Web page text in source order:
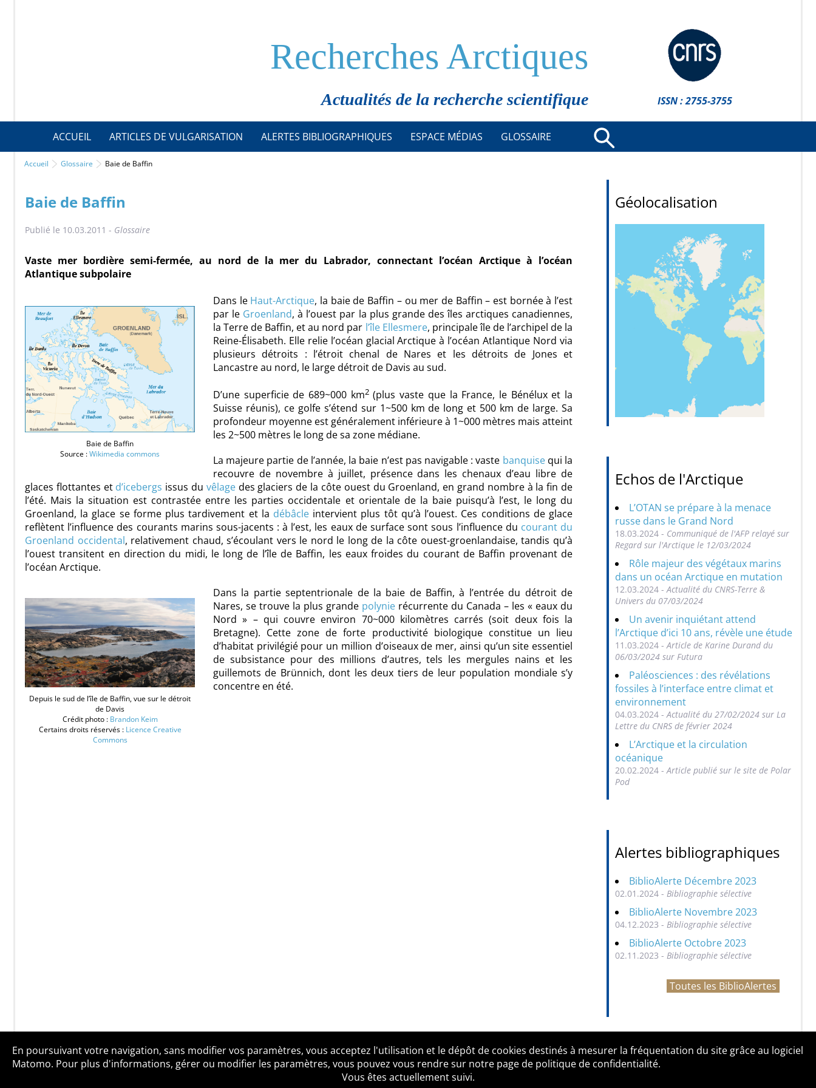
Recherches Arctiques
Actualités de la recherche scientifique ISSN : 2755-3755
ACCUEIL ARTICLES DE VULGARISATION ALERTES BIBLIOGRAPHIQUES ESPACE MÉDIAS GLOSSAIRE
Accueil Glossaire Baie de Baffin
Baie de Baffin
Publié le 10.03.2011 - Glossaire
Vaste mer bordière semi-fermée, au nord de la mer du Labrador, connectant l’océan Arctique à l’océan
Atlantique subpolaire
Baie de Baffin
Source :Wikimedia commons
Dans le Haut-Arctique, la baie de Baffin – ou mer de Baffin – est bornée à l’est
par le Groenland, à l’ouest par la plus grande des îles arctiques canadiennes,
la Terre de Baffin, et au nord par l’île Ellesmere, principale île de l’archipel de la
Reine-Élisabeth. Elle relie l’océan glacial Arctique à l’océan Atlantique Nord via
plusieurs détroits : l’étroit chenal de Nares et les détroits de Jones et
Lancastre au nord, le large détroit de Davis au sud.
D’une superficie de 689~000 km2(plus vaste que la France, le Bénélux et la
Suisse réunis), ce golfe s’étend sur 1~500 km de long et 500 km de large. Sa
profondeur moyenne est généralement inférieure à 1~000 mètres mais atteint
les 2~500 mètres le long de sa zone médiane.
La majeure partie de l’année, la baie n’est pas navigable : vaste banquisequi la
recouvre de novembre à juillet, présence dans les chenaux d’eau libre de
glaces flottantes et d’icebergs issus du vêlagedes glaciers de la côte ouest du Groenland, en grand nombre à la fin de
l’été. Mais la situation est contrastée entre les parties occidentale et orientale de la baie puisqu’à l’est, le long du
Groenland, la glace se forme plus tardivement et la débâcle intervient plus tôt qu’à l’ouest. Ces conditions de glace
reflètent l’influence des courants marins sous-jacents : à l’est, les eaux de surface sont sous l’influence du courant du
Groenland occidental, relativement chaud, s’écoulant vers le nord le long de la côte ouest-groenlandaise, tandis qu’à
l’ouest transitent en direction du midi, le long de l’île de Baffin, les eaux froides du courant de Baffin provenant de
l’océan Arctique.
Depuis le sud de l’île de Baffin, vue sur le détroit
de Davis
Crédit photo : Brandon Keim
Certains droits réservés : Licence Creative
Commons
Dans la partie septentrionale de la baie de Baffin, à l’entrée du détroit de
Nares, se trouve la plus grande polynie récurrente du Canada – les « eaux du
Nord » – qui couvre environ 70~000 kilomètres carrés (soit deux fois la
Bretagne). Cette zone de forte productivité biologique constitue un lieu
d’habitat privilégié pour un million d’oiseaux de mer, ainsi qu’un site essentiel
de subsistance pour des millions d’autres, tels les mergules nains et les
guillemots de Brünnich, dont les deux tiers de leur population mondiale s’y
concentre en été.
Géolocalisation
Echos de l'Arctique
L’OTAN se prépare à la menace
russe dans le Grand Nord
18.03.2024 - Communiqué de l'AFP relayé sur
Regard sur l'Arctique le 12/03/2024
Rôle majeur des végétaux marins
dans un océan Arctique en mutation
12.03.2024 - Actualité du CNRS-Terre &
Univers du 07/03/2024
Un avenir inquiétant attend
l’Arctique d’ici 10 ans, révèle une étude
11.03.2024 - Article de Karine Durand du
06/03/2024 sur Futura
Paléosciences : des révélations
fossiles à l’interface entre climat et
environnement
04.03.2024 - Actualité du 27/02/2024 sur La
Lettre du CNRS de février 2024
L’Arctique et la circulation
océanique
20.02.2024 - Article publié sur le site de Polar
Pod
Alertes bibliographiques
BiblioAlerte Décembre 2023
02.01.2024 - Bibliographie sélective
BiblioAlerte Novembre 2023
04.12.2023 - Bibliographie sélective
BiblioAlerte Octobre 2023
02.11.2023 - Bibliographie sélective
Toutes les BiblioAlertes
Qui sommes-nous ? Mentions légales Accessibilité Politique de confidentialité Contact
En poursuivant votre navigation, sans modifier vos paramètres, vous acceptez l'utilisation et le dépôt de cookies destinés à mesurer la fréquentation du site grâce au logiciel
Matomo. Pour plus d'informations, gérer ou modifier les paramètres, vous pouvez vous rendre sur notre page de politique de confidentialité.
Vous êtes actuellement suivi.